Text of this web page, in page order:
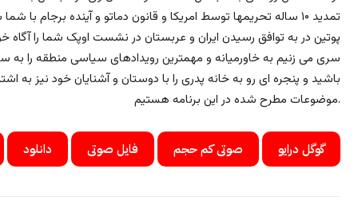
تمدید ۱۰ ساله تحریمها توسط امریکا و قانون دماتو و آینده
پوتین در به توافق رسیدن ایران و عربستان در نشست اوپک شما را آگاه
سری می زنیم به خاورمیانه و مهمترین رویدادهای سیاسی منطقه را به
باشید و پنجره ای رو به خانه پدری را با دوستان و آشنایان خود نیز به
موضوعات مطرح شده در این برنامه هستیم.
دانلود فایل صوتی صوتی کم حجم گوگل درایو